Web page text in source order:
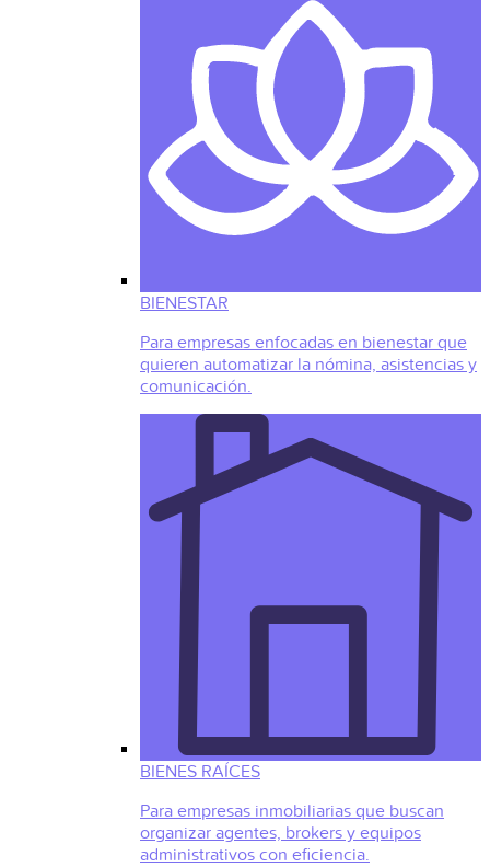
BIENESTAR
Para empresas enfocadas en bienestar que
quieren automatizar la nómina, asistencias y
comunicación.
BIENES RAÍCES
Para empresas inmobiliarias que buscan
organizar agentes, brokers y equipos
administrativos con eficiencia.